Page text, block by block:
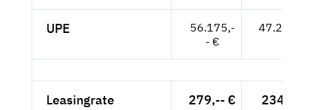
UPE
56.175,-
- €
47.206,--
Leasingrate 279,-- € 234,45 €